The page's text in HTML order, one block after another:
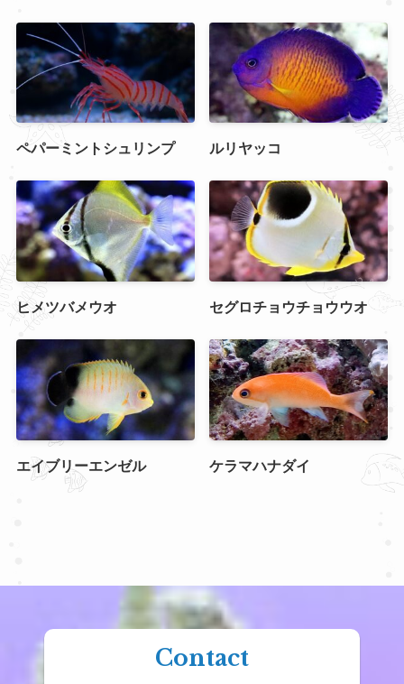
ペパーミントシュリンプ ルリヤッコ
ヒメツバメウオ セグロチョウチョウウオ
エイブリーエンゼル ケラマハナダイ
Contact